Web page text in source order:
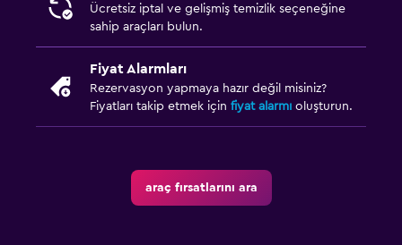
Ücretsiz iptal ve gelişmiş temizlik seçeneğine
sahip araçları bulun.
Fiyat Alarmları
Rezervasyon yapmaya hazır değil misiniz?
Fiyatları takip etmek için fiyat alarmı oluşturun.
araç fırsatlarını ara